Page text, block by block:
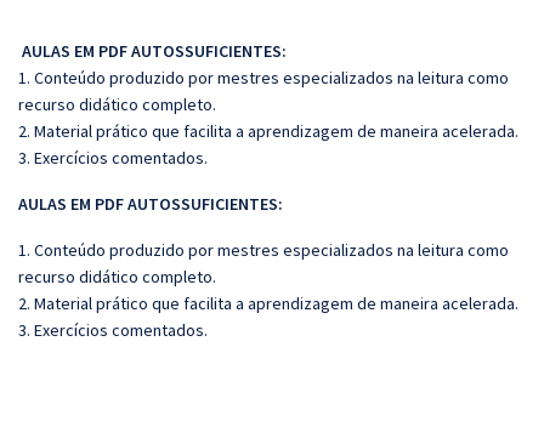
AULAS EM PDF AUTOSSUFICIENTES:
1. Conteúdo produzido por mestres especializados na leitura como
recurso didático completo.
2. Material prático que facilita a aprendizagem de maneira acelerada.
3. Exercícios comentados.
AULAS EM PDF AUTOSSUFICIENTES:
1. Conteúdo produzido por mestres especializados na leitura como
recurso didático completo.
2. Material prático que facilita a aprendizagem de maneira acelerada.
3. Exercícios comentados.